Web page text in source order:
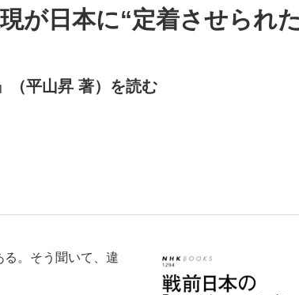
代表監督に... 「最悪の空気のまま解散」
「クマが悪者扱いされている
が日本に“定着させられ
（平山昇 著）を読む
。そう聞いて、違